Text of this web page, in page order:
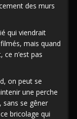
des murs
qui viendrait
mais quand
n’est pas
on peut se
une perche
sans se gêner
bricolage qui